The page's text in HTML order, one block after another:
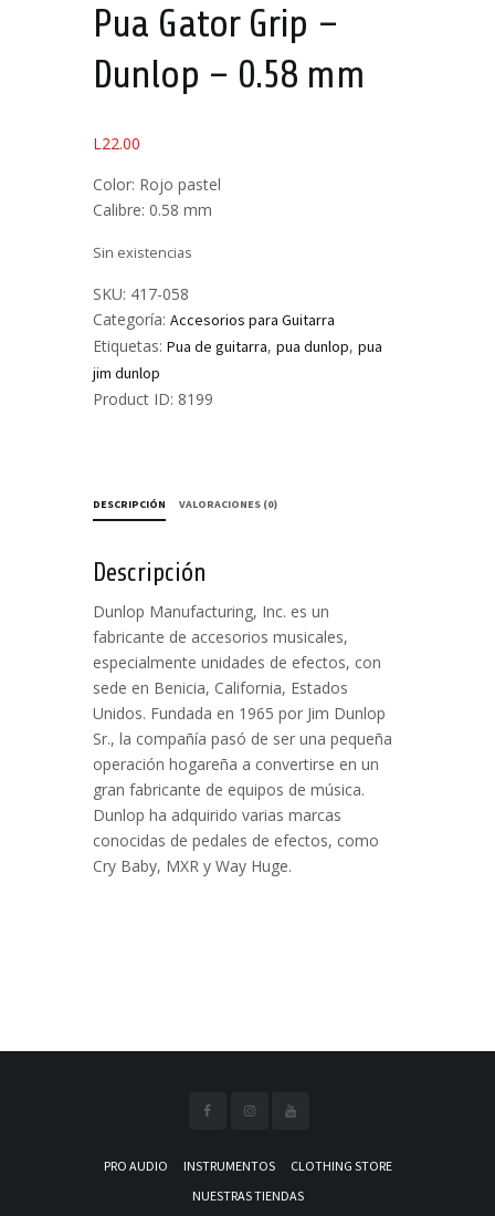
Pua Gator Grip –
Dunlop – 0.58 mm
L22.00
Color: Rojo pastel
Calibre: 0.58 mm
Sin existencias
SKU: 417-058
Categoría: Accesorios para Guitarra
Etiquetas: Pua de guitarra, pua dunlop, pua
jim dunlop
Product ID: 8199
DESCRIPCIÓN VALORACIONES (0)
Descripción
Dunlop Manufacturing, Inc. es un
fabricante de accesorios musicales,
especialmente unidades de efectos, con
sede en Benicia, California, Estados
Unidos. Fundada en 1965 por Jim Dunlop
Sr., la compañía pasó de ser una pequeña
operación hogareña a convertirse en un
gran fabricante de equipos de música.
Dunlop ha adquirido varias marcas
conocidas de pedales de efectos, como
Cry Baby, MXR y Way Huge.
PRO AUDIO INSTRUMENTOS
CLOTHING STORE
NUESTRAS TIENDAS